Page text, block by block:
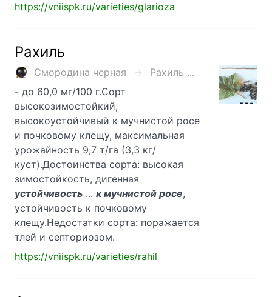
https://vniispk.ru/varieties/glarioza
Рахиль
Смородина черная
Рахиль ...
- до 60,0 мг/100 г.Сорт
высокозимостойкий,
высокоустойчивый к мучнистой росе
и почковому клещу, максимальная
урожайность 9,7 т/га (3,3 кг/
куст).Достоинства сорта: высокая
зимостойкость, дигенная
устойчивость ... к мучнистой росе,
устойчивость к почковому
клещу.Недостатки сорта: поражается
тлей и септориозом.
https://vniispk.ru/varieties/rahil